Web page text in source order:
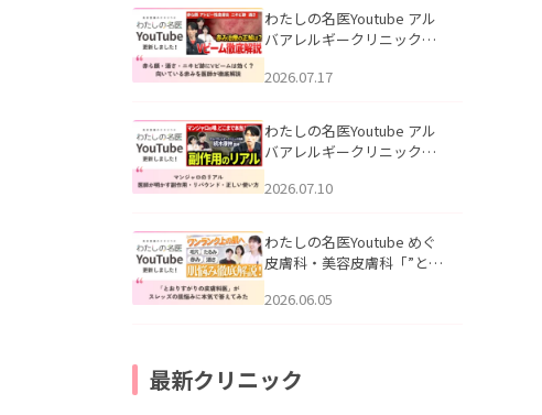
公開いたしました。
わたしの名医Youtube アル
バアレルギークリニック札
跡にVビームは効く？向いて
説」を公開いたしました。
2026.07.17
わたしの名医Youtube アル
バアレルギークリニック札
医師が明かす副作用・リバ
公開いたしました。
2026.07.10
わたしの名医Youtube めぐ
皮膚科・美容皮膚科「”とお
ッズの肌悩みに本気で答え
2026.06.05
最新クリニック